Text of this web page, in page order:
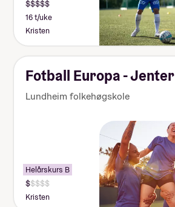
16 t/uke
Kristen
Fotball Europa - Jenter
Lundheim folkehøgskole
Helårskurs B
Kristen